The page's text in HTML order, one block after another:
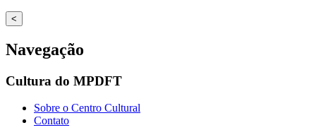
<
Navegação
Cultura do MPDFT
Sobre o Centro Cultural
Contato